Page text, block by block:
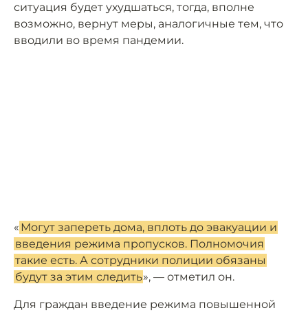
ситуация будет ухудшаться, тогда, вполне
возможно, вернут меры, аналогичные тем, что
вводили во время пандемии.
« Могут запереть дома, вплоть до эвакуации и
введения режима пропусков. Полномочия
такие есть. А сотрудники полиции обязаны
будут за этим следить», — отметил он.
Для граждан введение режима повышенной